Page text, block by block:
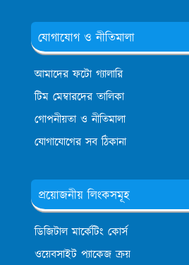
যোগাযোগ ও নীতিমালা
আমাদের ফটো গ্যালারি
টিম মেম্বারদের তালিকা
গোপনীয়তা ও নীতিমালা
যোগাযোগের সব ঠিকানা
প্রয়োজনীয় লিংকসমূহ
ডিজিটাল মার্কেটিং কোর্স
ওয়েবসাইট প্যাকেজ ক্রয়